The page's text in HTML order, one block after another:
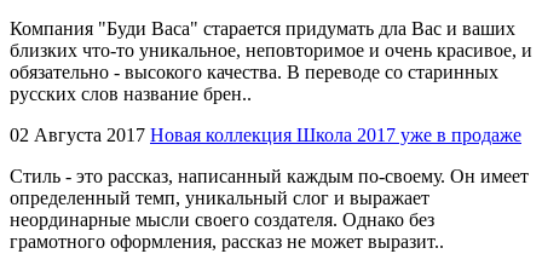
Компания "Буди Васа" старается придумать дла Вас и ваших
близких что-то уникальное, неповторимое и очень красивое, и
обязательно - высокого качества. В переводе со старинных
русских слов название брен..
02 Августа 2017 Новая коллекция Школа 2017 уже в продаже
Стиль - это рассказ, написанный каждым по-своему. Он имеет
определенный темп, уникальный слог и выражает
неординарные мысли своего создателя. Однако без
грамотного оформления, рассказ не может выразит..